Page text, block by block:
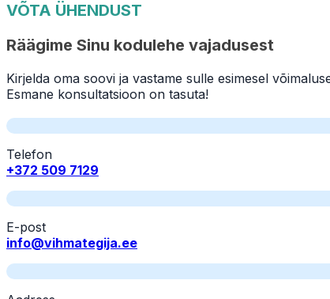
VÕTA ÜHENDUST
Räägime Sinu kodulehe vajadusest
Kirjelda oma soovi ja vastame sulle esimesel
Esmane konsultatsioon on tasuta!
Telefon
+372 509 7129
E-post
info@vihmategija.ee